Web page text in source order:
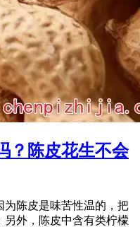
？陈皮花生不会
为陈皮是味苦性温的，把
外，陈皮中含有类柠檬